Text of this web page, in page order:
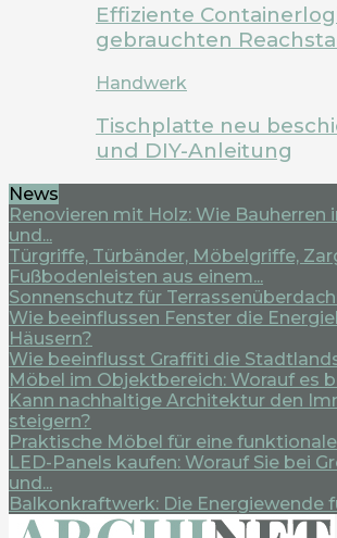
Effiziente
gebrauchten
Handwerk
Tischplatte neu
und DIY-Anleitung
News
Renovieren mit Holz: Wie Bauherren
und...
Türgriffe, Türbänder, Möbelgriffe,
Fußbodenleisten aus einem...
Sonnenschutz für
Wie beeinflussen Fenster die
Häusern?
Wie beeinflusst Graffiti die
Möbel im Objektbereich: Worauf es
Kann nachhaltige Architektur den
steigern?
Praktische Möbel für eine
LED-Panels kaufen: Worauf Sie bei
und...
Balkonkraftwerk: Die Energiewende